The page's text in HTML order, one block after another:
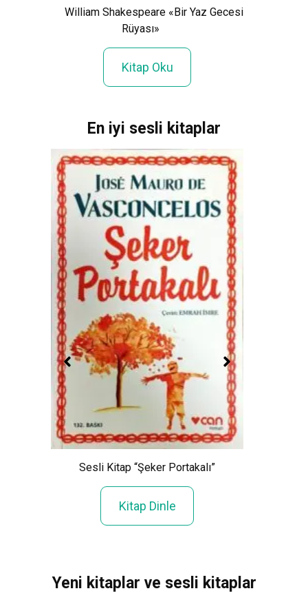
William Shakespeare «Bir Yaz Gecesi
Rüyası»
Kitap Oku
En iyi sesli kitaplar
Sesli Kitap “Şeker Portakalı”
Kitap Dinle
Yeni kitaplar ve sesli kitaplar